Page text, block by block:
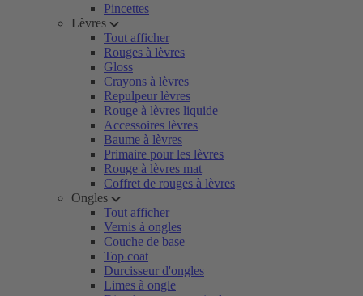
Pincettes
Lèvres
Tout afficher
Rouges à lèvres
Gloss
Crayons à lèvres
Repulpeur lèvres
Rouge à lèvres liquide
Accessoires lèvres
Baume à lèvres
Primaire pour les lèvres
Rouge à lèvres mat
Coffret de rouges à lèvres
Ongles
Tout afficher
Vernis à ongles
Couche de base
Top coat
Durcisseur d'ongles
Limes à ongle